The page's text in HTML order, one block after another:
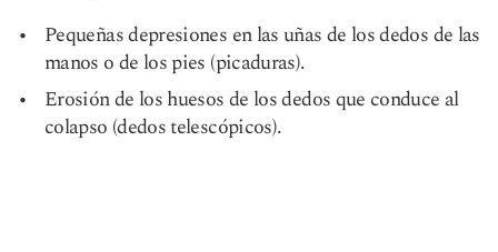
Pequeñas depresiones en las uñas de los dedos de las
manos o de los pies (picaduras).
Erosión de los huesos de los dedos que conduce al
colapso (dedos telescópicos).